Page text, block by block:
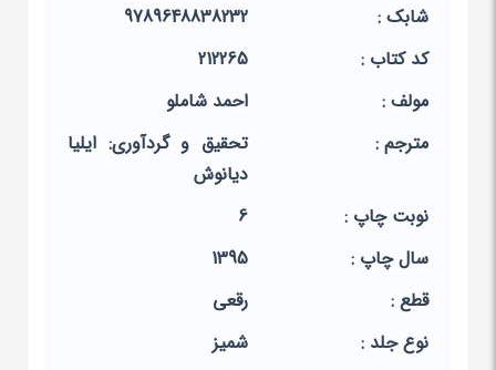
شابک :
9789648838232
کد کتاب :
212265
مولف :
احمد شاملو
مترجم :
تحقیق و گردآوری: ایلیا
دیانوش
نوبت چاپ :
6
سال چاپ :
1395
قطع :
رقعی
نوع جلد :
شمیز